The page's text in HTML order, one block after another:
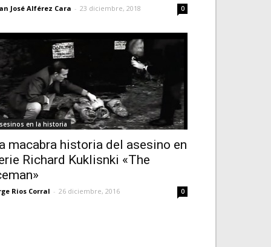
José Alférez Cara - 23 diciembre, 2018 0
en la historia
macabra historia del asesino en
Richard Kuklisnki «The
Rios Corral - 26 diciembre, 2016 0